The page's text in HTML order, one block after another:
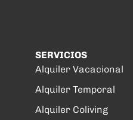
SERVICIOS
Alquiler Vacacional
Alquiler Temporal
Alquiler Coliving